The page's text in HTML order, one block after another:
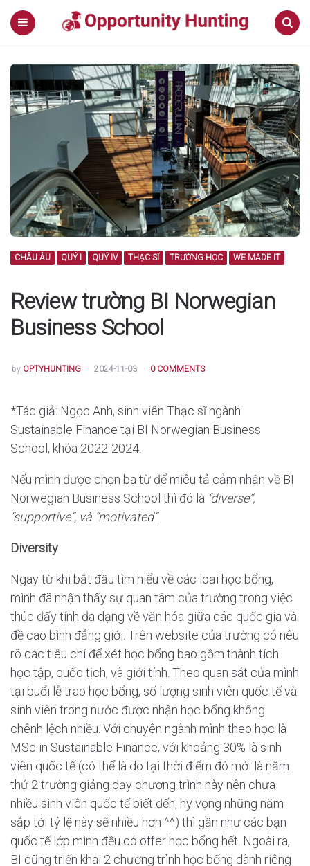
CHÂU ÂU QUÝ I QUÝ IV THẠC SĨ TRƯỜNG HỌC WE MADE IT
Review trường BI Norwegian
Business School
POSTED
by OPTYHUNTING 2024-11-03 0 COMMENTS
*Tác giả: Ngọc Anh, sinh viên Thạc sĩ ngành
Sustainable Finance tại BI Norwegian Business
School, khóa 2022-2024.
Nếu mình được chọn ba từ để miêu tả cảm nhận về BI
Norwegian Business School thì đó là “diverse”,
“supportive”, và “motivated”.
Diversity
Ngay từ khi bắt đầu tìm hiểu về các loại học bổng,
mình đã nhận thấy sự quan tâm của trường trong việc
thúc đẩy tính đa dạng về văn hóa giữa các quốc gia và
đề cao bình đẳng giới. Trên website của trường có nêu
rõ các tiêu chí để xét học bổng bao gồm thành tích
học tập, quốc tịch, và giới tính. Theo quan sát của mình
tại buổi lễ trao học bổng, số lượng sinh viên quốc tế và
sinh viên trong nước được nhận học bổng không
chênh lệch nhiều. Với chuyên ngành mình theo học là
MSc in Sustainable Finance, với khoảng 30% là sinh
viên quốc tế (có thể là do tại thời điểm đó mới là năm
thứ 2 trường giảng dạy chương trình này nên chưa
nhiều sinh viên quốc tế biết đến, hy vọng những năm
sắp tới tỷ lệ này sẽ nhiều hơn ^^) thì gần như các bạn
quốc tế lớp mình đều có offer học bổng hết. Ngoài ra,
BI cũng triển khai 2 chương trình học bổng dành riêng